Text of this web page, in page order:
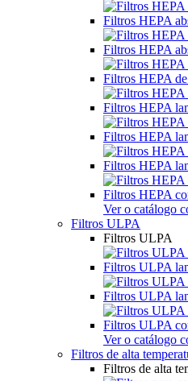
Filtros HEPA
Filtros HEPA
Filtros HEPA
Filtros HEPA
Filtros HEPA
Filtros HEPA
Filtros HEPA
Ver o catálogo
Filtros ULPA
Filtros ULPA
Filtros ULPA
Filtros ULPA
Filtros ULPA
Ver o catálogo
Filtros de alta
Filtros de alta